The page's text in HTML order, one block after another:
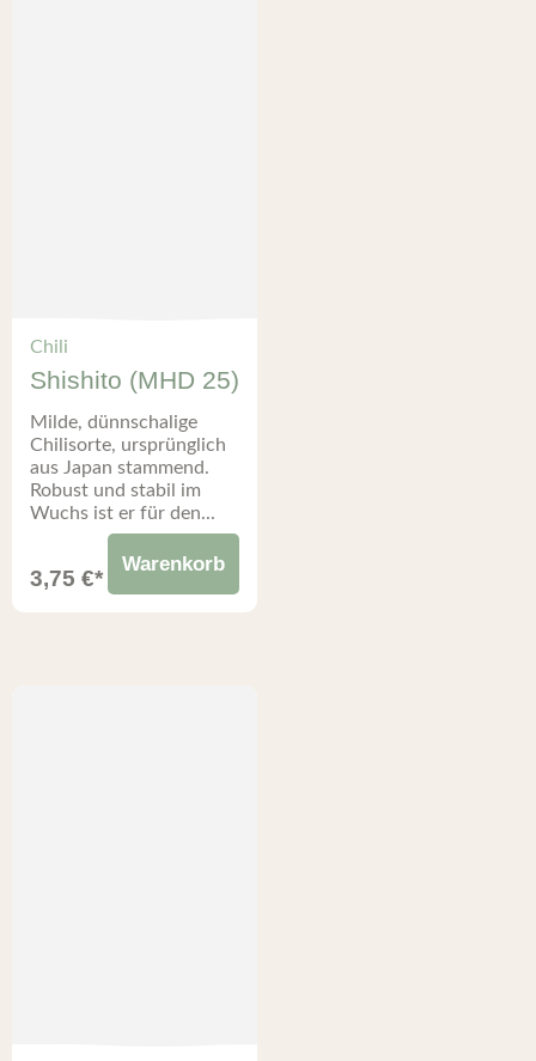
Chili
Shishito (MHD 25)
Milde, dünnschalige
Chilisorte, ursprünglich
aus Japan stammend.
Robust und stabil im
Wuchs ist er für den...
3,75 €*
Warenkorb